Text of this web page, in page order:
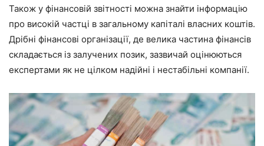
Також у фінансовій звітності можна знайти інформацію
про високій частці в загальному капіталі власних коштів.
Дрібні фінансові організації, де велика частина фінансів
складається із залучених позик, зазвичай оцінюються
експертами як не цілком надійні і нестабільні компанії.